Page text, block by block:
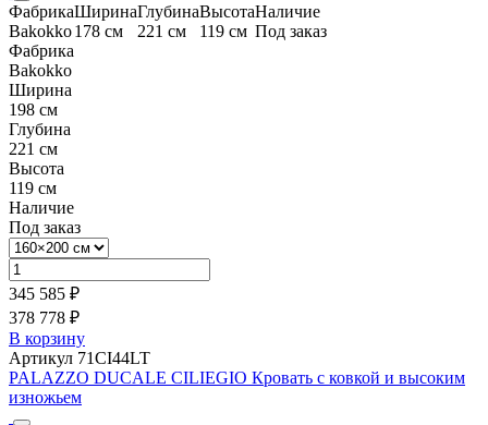
Фабрика
Bakokko
Ширина
178 см
Глубина
221 см
Высота
119 см
Наличие
Под заказ
Фабрика
Bakokko
Ширина
198 см
Глубина
221 см
Высота
119 см
Наличие
Под заказ
345 585 ₽
378 778 ₽
В корзину
Артикул 71CI44LT
PALAZZO DUCALE CILIEGIO Кровать с ковкой и высоким
изножьем